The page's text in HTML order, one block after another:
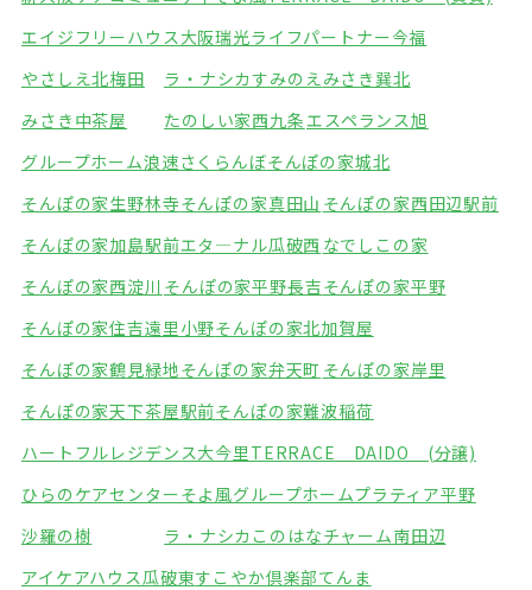
エイジフリーハウス大阪瑞光ライフパートナー今福
やさしえ北梅田
ラ・ナシカすみのえみさき巽北
みさき中茶屋
たのしい家西九条エスペランス旭
グループホーム浪速さくらんぼそんぽの家城北
そんぽの家生野林寺そんぽの家真田山 そんぽの家西田辺駅前
そんぽの家加島駅前エタ―ナル瓜破西 なでしこの家
そんぽの家西淀川 そんぽの家平野長吉そんぽの家平野
そんぽの家住吉遠里小野そんぽの家北加賀屋
そんぽの家鶴見緑地そんぽの家弁天町 そんぽの家岸里
そんぽの家天下茶屋駅前そんぽの家難波稲荷
ハートフルレジデンス大今里 TERRACE DAIDO (分譲)
ひらのケアセンターそよ風グループホームプラティア平野
沙羅の樹
ラ・ナシカこのはなチャーム南田辺
アイケアハウス瓜破東すこやか倶楽部てんま